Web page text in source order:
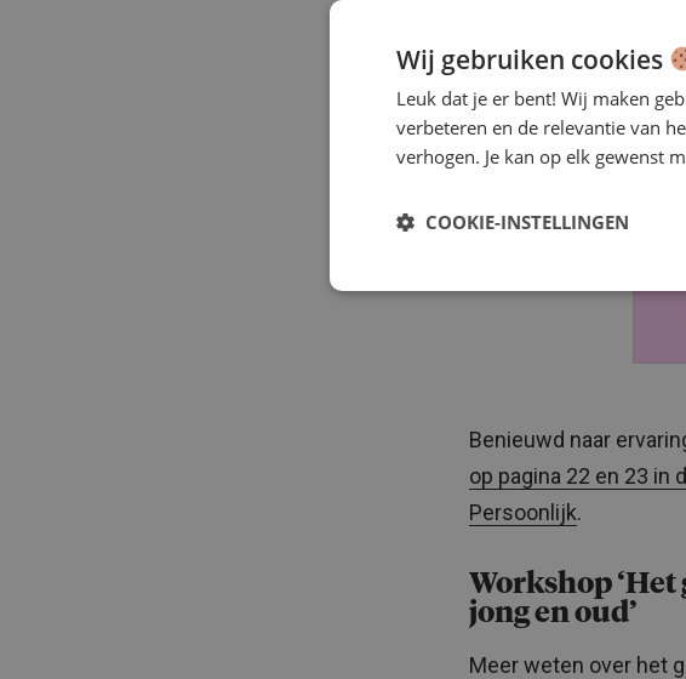
Benieuwd naar
op pagina 22 en 23 in
Persoonlijk.
Workshop
jong en oud’
Meer weten over het
Wij gebruiken cookies
Leuk dat je er bent! Wij maken
verbeteren en de relevantie van
verhogen. Je kan op elk gewenst
COOKIE-INSTELLINGEN